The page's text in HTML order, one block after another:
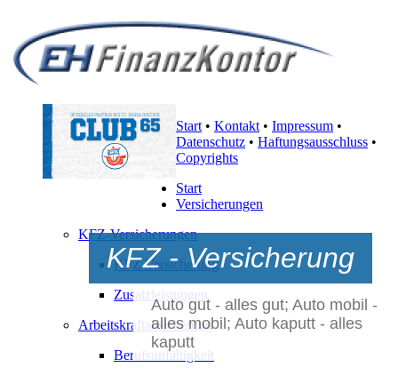
Start • Kontakt • Impressum •
Datenschutz • Haftungsausschluss •
Copyrights
Start
Versicherungen
KFZ-Versicherungen
KFZ Versicherung
Zusatzleistungen
Arbeitskraftabsicherung
Berufsunfähigkeit
KFZ - Versicherung
Auto gut - alles gut; Auto mobil -
alles mobil; Auto kaputt - alles
kaputt